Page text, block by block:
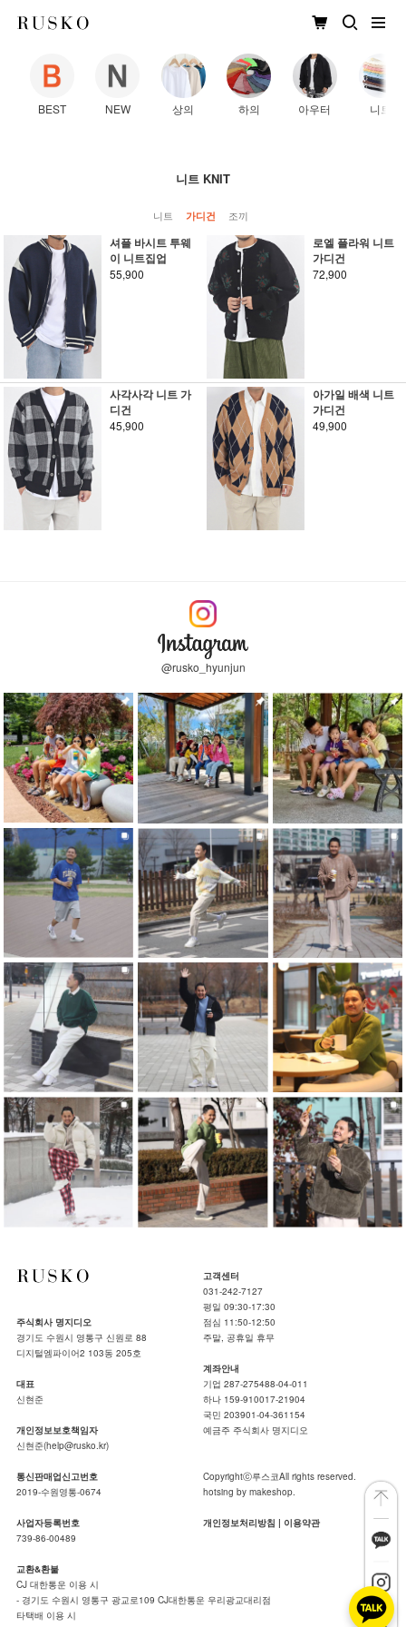
BEST NEW 상의 하의 아우터 니트
니트 KNIT
니트 가디건 조끼
셔플 바시트 투웨
이 니트집업
55,900
로엘 플라워 니트
가디건
72,900
사각사각 니트 가
디건
45,900
아가일 배색 니트
가디건
49,900
@rusko_hyunjun
주식회사 명지디오
경기도 수원시 영통구 신원로 88
디지털엠파이어2 103동 205호
대표
신현준
개인정보보호책임자
신현준(help@rusko.kr)
통신판매업신고번호
2019-수원영통-0674
사업자등록번호
739-86-00489
고객센터
031-242-7127
평일 09:30-17:30
점심 11:50-12:50
주말, 공휴일 휴무
계좌안내
기업 287-275488-04-011
하나 159-910017-21904
국민 203901-04-361154
예금주 주식회사 명지디오
Copyrightⓒ루스코All rights reserved.
hotsing by makeshop.
개인정보처리방침 | 이용약관
교환&환불
CJ 대한통운 이용 시
- 경기도 수원시 영통구 광교로109 CJ대한통운 우리광교대리점
타택배 이용 시